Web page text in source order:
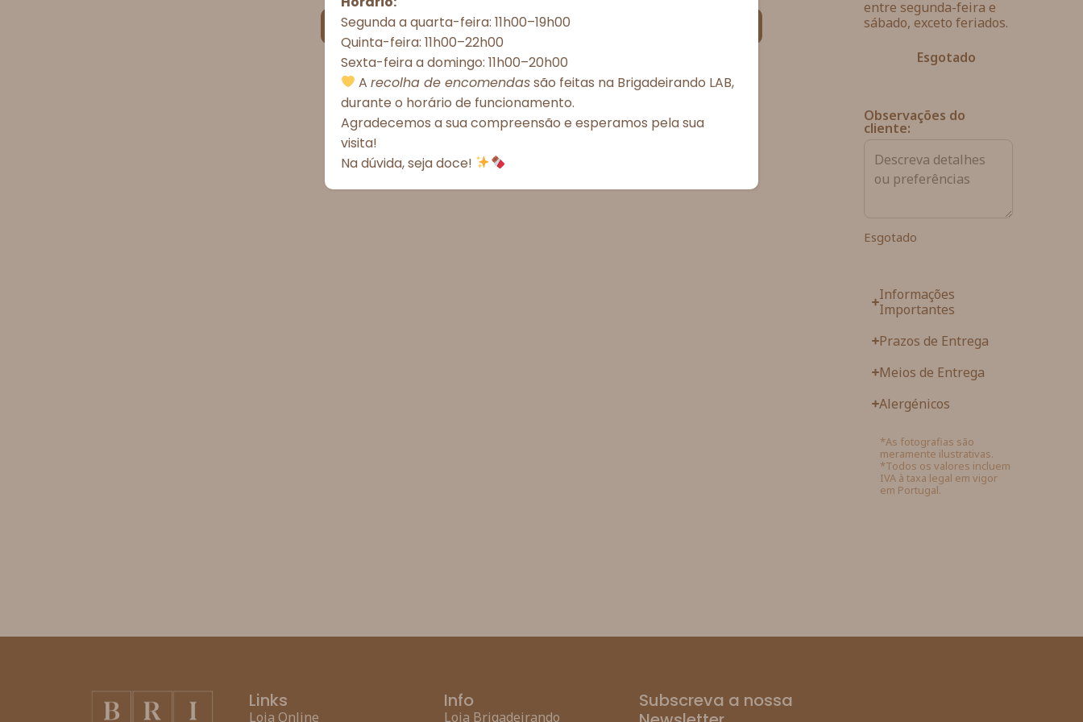
Aceitar todos Recusar todos
Política de CookiesPolítica de Privacidade – Brigadeirando
entre segunda-feira e
sábado, exceto feriados.
Esgotado
Observações do
cliente:
Esgotado
Informações
Importantes
Prazos de Entrega
Meios de Entrega
Alergénicos
*As fotografias são
meramente ilustrativas.
*Todos os valores incluem
IVA à taxa legal em vigor
em Portugal.
Subscreva a nossa
Links
Loja Online
Info
Loja Brigadeirando
Segunda a quarta-feira: 11h00–19h00
Quinta-feira: 11h00–22h00
Sexta-feira a domingo: 11h00–20h00
Arecolha de encomendassão feitas na Brigadeirando LAB,
durante o horário de funcionamento.
Agradecemos a sua compreensão e esperamos pela sua
visita!
Na dúvida, seja doce!